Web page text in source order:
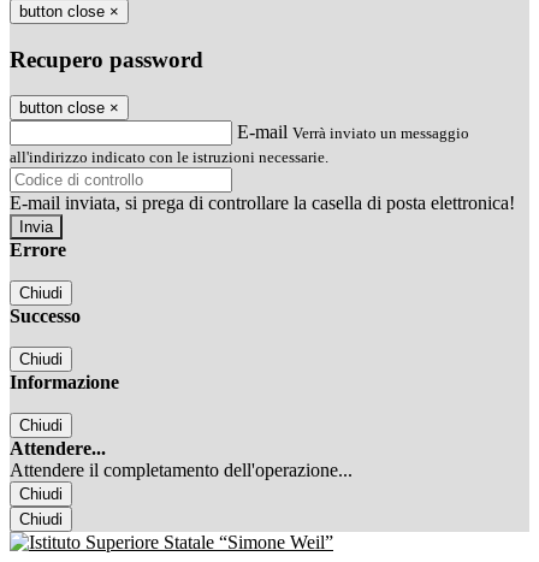
button close ×
Recupero password
button close ×
E-mail Verrà inviato un messaggio
all'indirizzo indicato con le istruzioni necessarie.
E-mail inviata, si prega di controllare la casella di posta elettronica!
Errore
Chiudi
Successo
Chiudi
Informazione
Chiudi
Attendere...
Attendere il completamento dell'operazione...
Chiudi
Chiudi